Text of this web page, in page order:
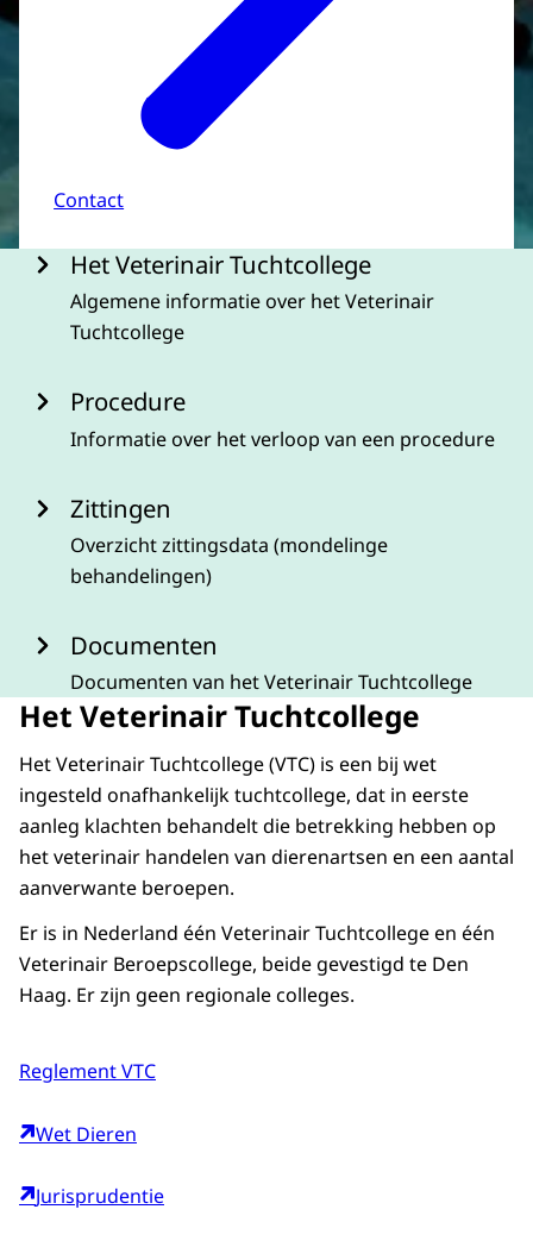
Contact
MenuHet Veterinair Tuchtcollege
Algemene informatie over het Veterinair
Tuchtcollege
Procedure
Informatie over het verloop van een procedure
Zittingen
Overzicht zittingsdata (mondelinge
behandelingen)
Documenten
Documenten van het Veterinair Tuchtcollege
Het Veterinair Tuchtcollege
Het Veterinair Tuchtcollege (VTC) is een bij wet
ingesteld onafhankelijk tuchtcollege, dat in eerste
aanleg klachten behandelt die betrekking hebben op
het veterinair handelen van dierenartsen en een aantal
aanverwante beroepen.
Er is in Nederland één Veterinair Tuchtcollege en één
Veterinair Beroepscollege, beide gevestigd te Den
Haag. Er zijn geen regionale colleges.
Reglement VTC
Wet Dieren
Jurisprudentie